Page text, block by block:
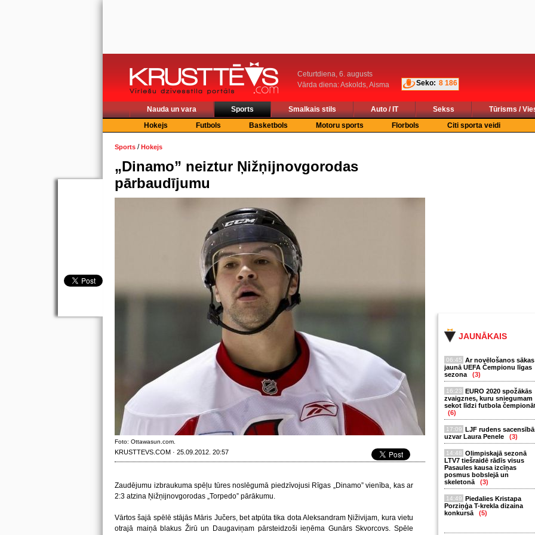
Ceturtdiena, 6. augusts
Vārda diena: Askolds, Aisma
Seko: 8 186
Nauda un vara Sports Smalkais stils Auto / IT Sekss
Tūrisms /
Hokejs
Futbols Basketbols Motoru sports Florbols Citi sporta veidi
JAUNĀKAIS
06:45 Ar novēlošanos sākas
jaunā UEFA Čempionu līgas
sezona
(3)
16:23 EURO 2020 spožākās
zvaigznes, kuru sniegumam
sekot līdzi futbola
(6)
17:09 LJF rudens
uzvar Laura Penele
(3)
14:48 Olimpiskajā sezonā
LTV7 tiešraidē rādīs visus
Pasaules kausa izcīņas
posmus bobslejā un
skeletonā
(3)
14:49 Piedalies Kristapa
Porziņģa T-krekla dizaina
konkursā
(5)
Sports /Hokejs
„Dinamo” neiztur Ņižņijnovgorodas
pārbaudījumu
Foto: Ottawasun.com.
KRUSTTEVS.COM · 25.09.2012. 20:57
Zaudējumu izbraukuma spēļu tūres noslēgumā piedzīvojusi Rīgas „Dinamo” vienība, kas ar
2:3 atzina Ņižņijnovgorodas „Torpedo” pārākumu.
Vārtos šajā spēlē stājās Māris Jučers, bet atpūta tika dota Aleksandram Ņiživijam, kura vietu
otrajā maiņā blakus Žirū un Daugaviņam pārsteidzoši ieņēma Gunārs Skvorcovs. Spēle